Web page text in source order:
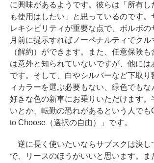
に興味があるようです。彼らは「所有し
も使用はしたい」と思っているのです。
レキシビリティが重要な点で、ボルボの
月前に提示すればノーペナルティでクル
（解約）ができます。また、任意保険
は意外と知られていないですが、他には
です。そして、白やシルバーなど下取り
ィカラーを選ぶ必要もない、緑色でもな
好きな色の新車にお乗りいただけます。
いとか、転勤の恐れがあるという人でも
to Choose（選択の自由）」です。
逆に長く使いたいならサブスクは決し
で、リースのほうがいいと思います。ま